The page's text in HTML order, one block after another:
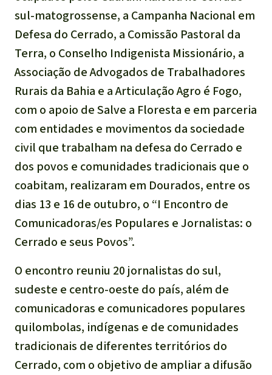
sul-matogrossense, a Campanha Nacional em
Defesa do Cerrado, a Comissão Pastoral da
Terra, o Conselho Indigenista Missionário, a
Associação de Advogados de Trabalhadores
Rurais da Bahia e a Articulação Agro é Fogo,
com o apoio de Salve a Floresta e em parceria
com entidades e movimentos da sociedade
civil que trabalham na defesa do Cerrado e
dos povos e comunidades tradicionais que o
coabitam, realizaram em Dourados, entre os
dias 13 e 16 de outubro, o “I Encontro de
Comunicadoras/es Populares e Jornalistas: o
Cerrado e seus Povos”.
O encontro reuniu 20 jornalistas do sul,
sudeste e centro-oeste do país, além de
comunicadoras e comunicadores populares
quilombolas, indígenas e de comunidades
tradicionais de diferentes territórios do
Cerrado, com o objetivo de ampliar a difusão